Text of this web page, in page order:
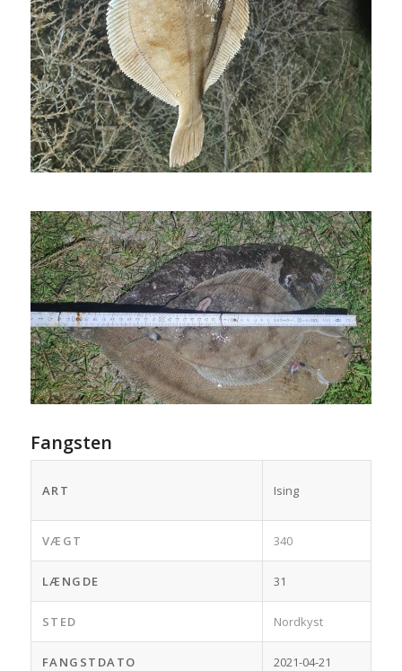
Fangsten
ART Ising
VÆGT 340
LÆNGDE 31
STED Nordkyst
FANGSTDATO 2021-04-21